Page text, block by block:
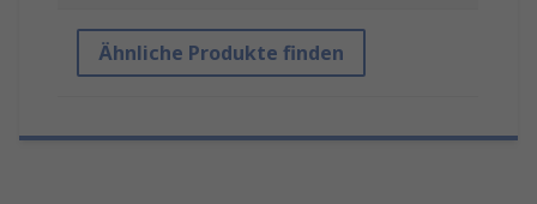
Ähnliche Produkte finden